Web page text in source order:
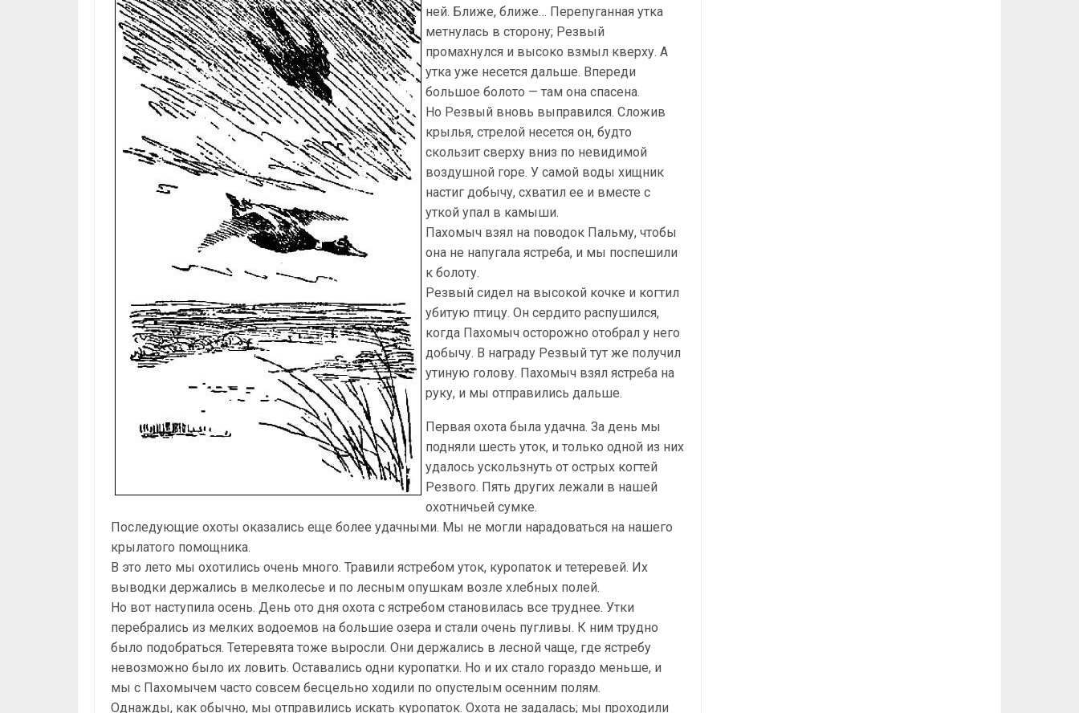
ней. Ближе, ближе… Перепуганная утка
метнулась в сторону; Резвый
промахнулся и высоко взмыл кверху. А
утка уже несется дальше. Впереди
большое болото — там она спасена.
Но Резвый вновь выправился. Сложив
крылья, стрелой несется он, будто
скользит сверху вниз по невидимой
воздушной горе. У самой воды хищник
настиг добычу, схватил ее и вместе с
уткой упал в камыши.
Пахомыч взял на поводок Пальму, чтобы
она не напугала ястреба, и мы поспешили
к болоту.
Резвый сидел на высокой кочке и когтил
убитую птицу. Он сердито распушился,
когда Пахомыч осторожно отобрал у него
добычу. В награду Резвый тут же получил
утиную голову. Пахомыч взял ястреба на
руку, и мы отправились дальше.
Первая охота была удачна. За день мы
подняли шесть уток, и только одной из них
удалось ускользнуть от острых когтей
Резвого. Пять других лежали в нашей
охотничьей сумке.
Последующие охоты оказались еще более удачными. Мы не могли нарадоваться на нашего
крылатого помощника.
В это лето мы охотились очень много. Травили ястребом уток, куропаток и тетеревей. Их
выводки держались в мелколесье и по лесным опушкам возле хлебных полей.
Но вот наступила осень. День ото дня охота с ястребом становилась все труднее. Утки
перебрались из мелких водоемов на большие озера и стали очень пугливы. К ним трудно
было подобраться. Тетеревята тоже выросли. Они держались в лесной чаще, где ястребу
невозможно было их ловить. Оставались одни куропатки. Но и их стало гораздо меньше, и
мы с Пахомычем часто совсем бесцельно ходили по опустелым осенним полям.
Однажды, как обычно, мы отправились искать куропаток. Охота не задалась; мы проходили